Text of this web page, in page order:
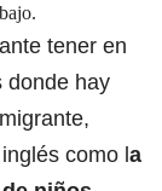
tener en
donde hay
como la